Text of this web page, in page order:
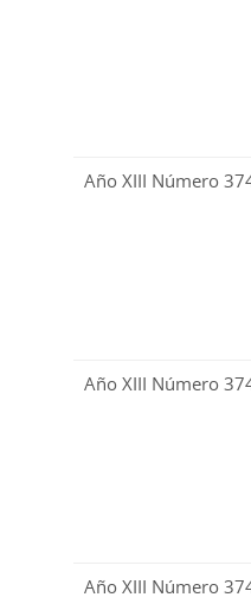
Año XIII Número
Año XIII Número
Año XIII Número